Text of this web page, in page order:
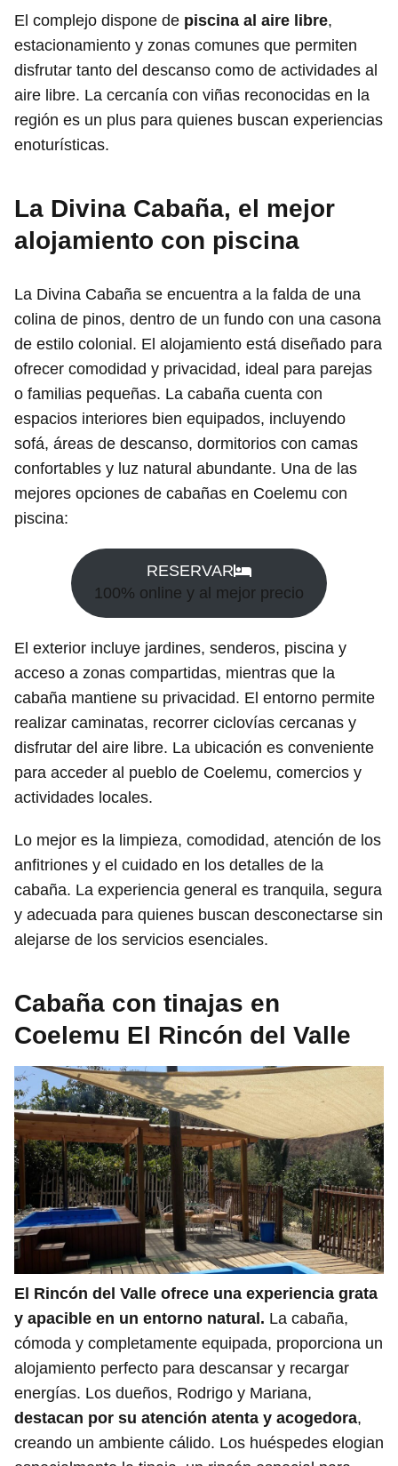
El complejo dispone de piscina al aire libre,
estacionamiento y zonas comunes que permiten
disfrutar tanto del descanso como de actividades al
aire libre. La cercanía con viñas reconocidas en la
región es un plus para quienes buscan experiencias
enoturísticas.
La Divina Cabaña, el mejor
alojamiento con piscina
La Divina Cabaña se encuentra a la falda de una
colina de pinos, dentro de un fundo con una casona
de estilo colonial. El alojamiento está diseñado para
ofrecer comodidad y privacidad, ideal para parejas
o familias pequeñas. La cabaña cuenta con
espacios interiores bien equipados, incluyendo
sofá, áreas de descanso, dormitorios con camas
confortables y luz natural abundante. Una de las
mejores opciones de cabañas en Coelemu con
piscina:
RESERVAR
100% online y al mejor precio
El exterior incluye jardines, senderos, piscina y
acceso a zonas compartidas, mientras que la
cabaña mantiene su privacidad. El entorno permite
realizar caminatas, recorrer ciclovías cercanas y
disfrutar del aire libre. La ubicación es conveniente
para acceder al pueblo de Coelemu, comercios y
actividades locales.
Lo mejor es la limpieza, comodidad, atención de los
anfitriones y el cuidado en los detalles de la
cabaña. La experiencia general es tranquila, segura
y adecuada para quienes buscan desconectarse sin
alejarse de los servicios esenciales.
Cabaña con tinajas en
Coelemu El Rincón del Valle
El Rincón del Valle ofrece una experiencia grata
y apacible en un entorno natural. La cabaña,
cómoda y completamente equipada, proporciona un
alojamiento perfecto para descansar y recargar
energías. Los dueños, Rodrigo y Mariana,
destacan por su atención atenta y acogedora,
creando un ambiente cálido. Los huéspedes elogian